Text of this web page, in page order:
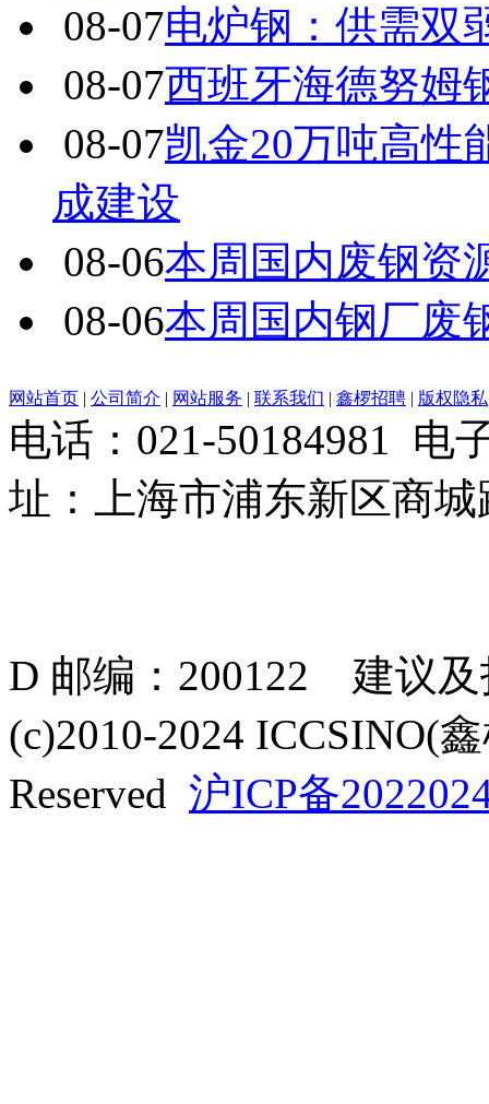
08-07电炉钢：供需双
08-07西班牙海德努姆
08-07凯金20万吨高性
成建设
08-06本周国内废钢资
08-06本周国内钢厂废
网站首页 | 公司简介 | 网站服务 | 联系我们 | 鑫椤招聘 | 版权隐私
电话：021-50184981 电
址：上海市浦东新区商
D 邮编：200122 建议
(c)2010-2024 ICCSINO(
Reserved 沪ICP备